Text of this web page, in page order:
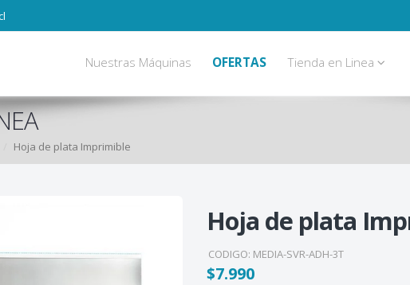
Nuestras Máquinas OFERTAS Tienda en Linea
Hoja de plata Imprimible
Hoja de plata
CODIGO: MEDIA-SVR-ADH-3T
$7.990